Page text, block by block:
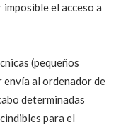
el acceso a
(pequeños
al ordenador de
determinadas
para el